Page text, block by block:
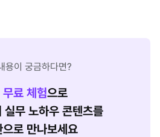
용이 궁금하다면?
무료 체험으로
무 노하우 콘텐츠를
로 만나보세요